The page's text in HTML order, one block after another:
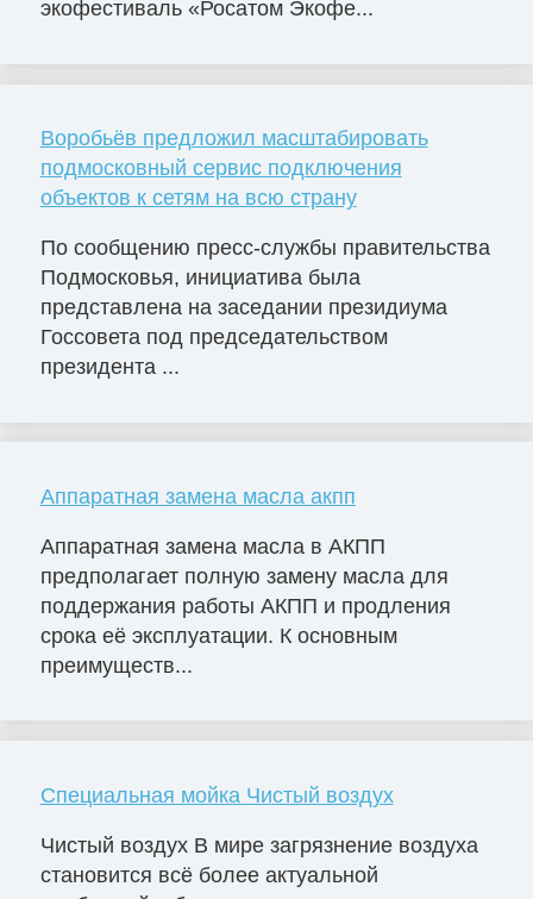
экофестиваль «Росатом Экофе...
Воробьёв предложил масштабировать
подмосковный сервис подключения
объектов к сетям на всю страну
По сообщению пресс-службы правительства
Подмосковья, инициатива была
представлена на заседании президиума
Госсовета под председательством
президента ...
Аппаратная замена масла акпп
Аппаратная замена масла в АКПП
предполагает полную замену масла для
поддержания работы АКПП и продления
срока её эксплуатации. К основным
преимуществ...
Специальная мойка Чистый воздух
Чистый воздух В мире загрязнение воздуха
становится всё более актуальной